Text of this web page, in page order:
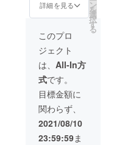
詳細を見る ン
を
選
択
す
る
このプロ
ジェクト
は、 All-In方
式です。
目標金額に
関わらず、
2021/08/10
23:59:59ま